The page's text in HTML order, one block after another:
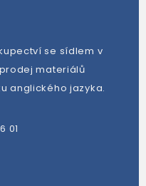
se sídlem v
materiálů
anglického jazyka.
01